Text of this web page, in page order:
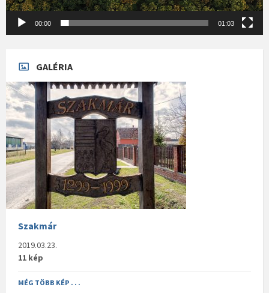
00:00 01:03
GALÉRIA
Szakmár
2019.03.23.
11 kép
MÉG TÖBB KÉP . . .